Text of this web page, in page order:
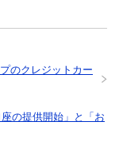
のクレジットカー
の提供開始」と「お